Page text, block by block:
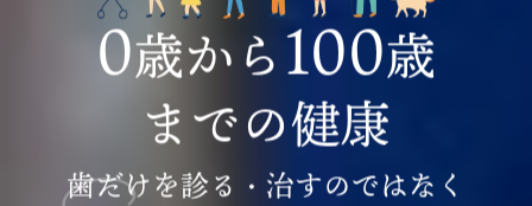
0歳から100歳
までの健康
歯だけを診る・治すのではなく